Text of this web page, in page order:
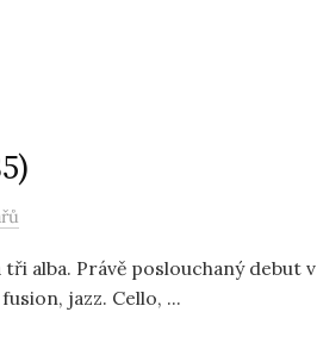
tři alba. Právě poslouchaný debut v
jazz. Cello, ...